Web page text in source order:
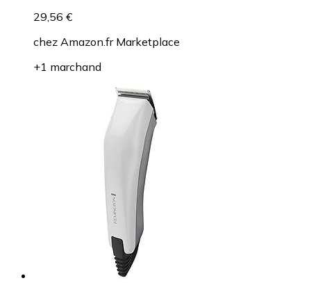
29,56 €
chez Amazon.fr Marketplace
+1 marchand